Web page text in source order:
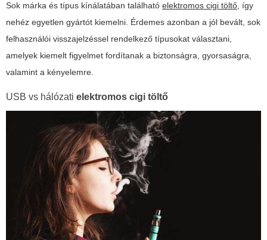
Sok márka és típus kínálatában található elektromos cigi töltő, így
nehéz egyetlen gyártót kiemelni. Érdemes azonban a jól bevált, sok
felhasználói visszajelzéssel rendelkező típusokat választani,
amelyek kiemelt figyelmet fordítanak a biztonságra, gyorsaságra,
valamint a kényelemre.
USB vs hálózati elektromos cigi töltő